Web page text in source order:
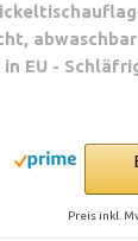
EU -
Preis inkl.